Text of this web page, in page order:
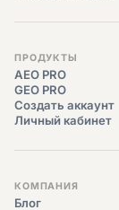
ПРОДУКТЫ
AEO PRO
GEO PRO
Создать аккаунт
Личный кабинет
КОМПАНИЯ
Блог